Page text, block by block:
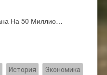
На 50 Миллио…
История Экономика